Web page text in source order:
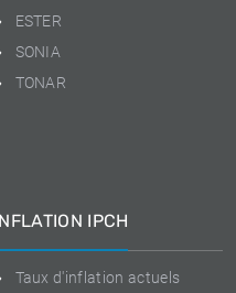
ESTER
SONIA
TONAR
IPCH
Taux d'inflation actuels